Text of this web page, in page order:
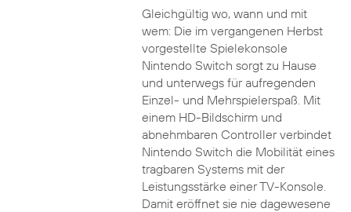
Gleichgültig wo, wann und mit
wem: Die im vergangenen Herbst
vorgestellte Spielekonsole
Nintendo Switch sorgt zu Hause
und unterwegs für aufregenden
Einzel- und Mehrspielerspaß. Mit
einem HD-Bildschirm und
abnehmbaren Controller verbindet
Nintendo Switch die Mobilität eines
tragbaren Systems mit der
Leistungsstärke einer TV-Konsole.
Damit eröffnet sie nie dagewesene